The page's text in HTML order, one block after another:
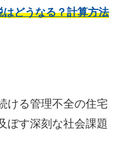
どうなる？計算方法
ける管理不全の住宅
ぼす深刻な社会課題